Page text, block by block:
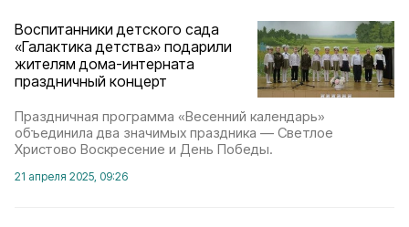
Воспитанники детского сада
«Галактика детства» подарили
жителям дома-интерната
праздничный концерт
Праздничная программа «Весенний календарь»
объединила два значимых праздника — Светлое
Христово Воскресение и День Победы.
21 апреля 2025, 09:26